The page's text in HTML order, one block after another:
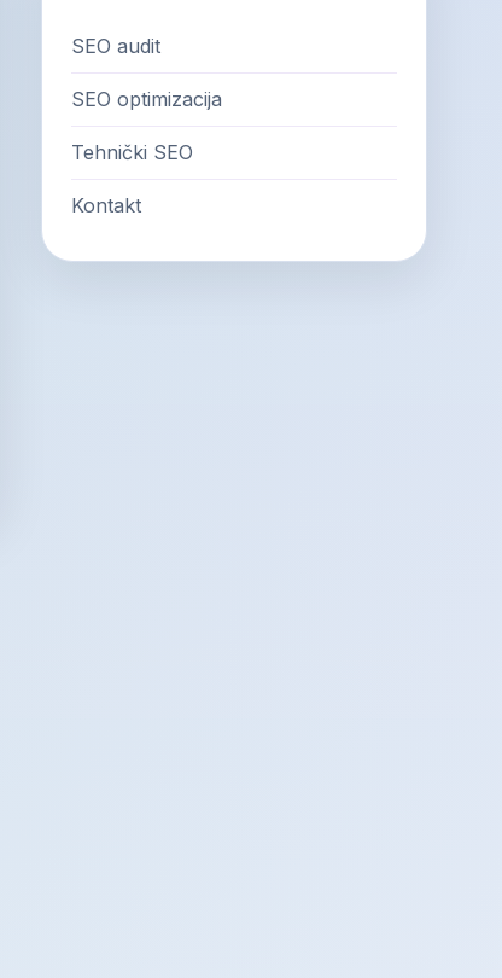
SEO audit
SEO optimizacija
Tehnički SEO
Kontakt